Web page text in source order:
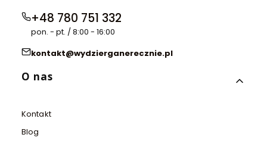
+48 780 751 332
pon. - pt. / 8:00 - 16:00
kontakt@wydzierganerecznie.pl
Linki w stopce
O nas
Kontakt
Blog